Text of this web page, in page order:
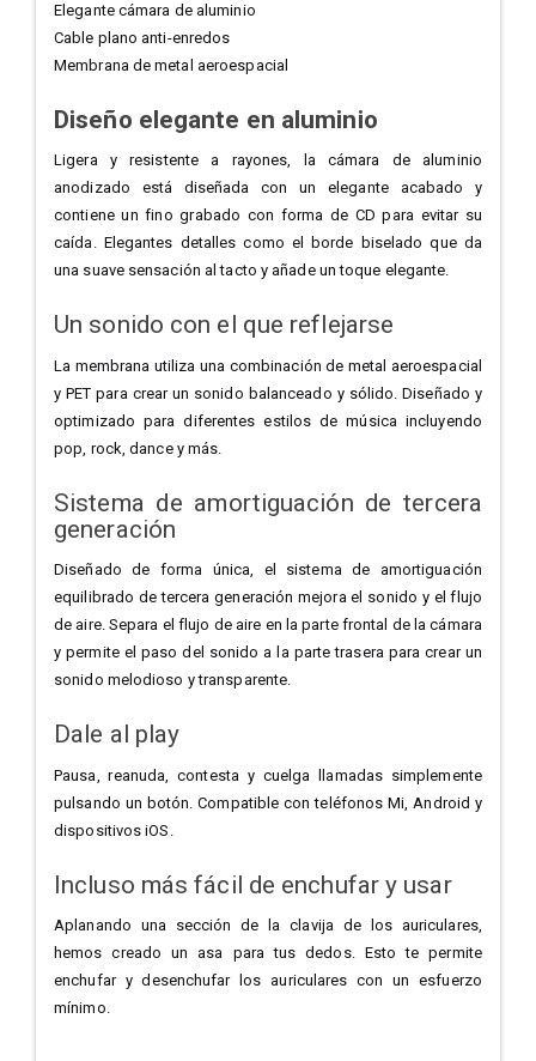
Elegante cámara de aluminio
Cable plano anti-enredos
Membrana de metal aeroespacial
Diseño elegante en aluminio
Ligera y resistente a rayones, la cámara de aluminio
anodizado está diseñada con un elegante acabado y
contiene un fino grabado con forma de CD para evitar su
caída. Elegantes detalles como el borde biselado que da
una suave sensación al tacto y añade un toque elegante.
Un sonido con el que reflejarse
La membrana utiliza una combinación de metal aeroespacial
y PET para crear un sonido balanceado y sólido. Diseñado y
optimizado para diferentes estilos de música incluyendo
pop, rock, dance y más.
Sistema de amortiguación de tercera
generación
Diseñado de forma única, el sistema de amortiguación
equilibrado de tercera generación mejora el sonido y el flujo
de aire. Separa el flujo de aire en la parte frontal de la cámara
y permite el paso del sonido a la parte trasera para crear un
sonido melodioso y transparente.
Dale al play
Pausa, reanuda, contesta y cuelga llamadas simplemente
pulsando un botón. Compatible con teléfonos Mi, Android y
dispositivos iOS.
Incluso más fácil de enchufar y usar
Aplanando una sección de la clavija de los auriculares,
hemos creado un asa para tus dedos. Esto te permite
enchufar y desenchufar los auriculares con un esfuerzo
mínimo.